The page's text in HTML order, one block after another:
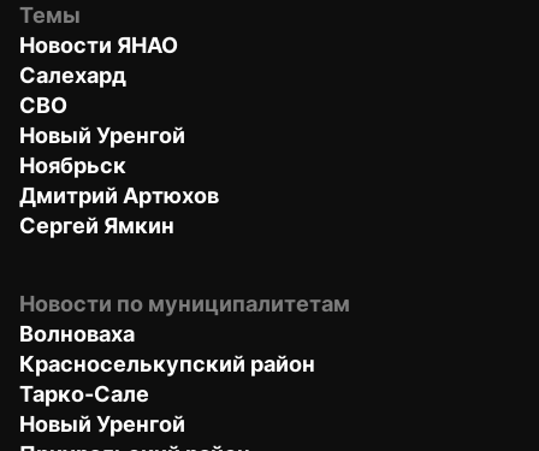
Темы
Новости ЯНАО
Салехард
СВО
Новый Уренгой
Ноябрьск
Дмитрий Артюхов
Сергей Ямкин
Новости по муниципалитетам
Волноваха
Красноселькупский район
Тарко-Сале
Новый Уренгой